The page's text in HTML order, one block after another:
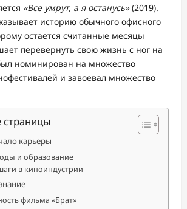
«Все умрут, а я останусь»(2019).
историю обычного офисного
остается считанные месяцы
перевернуть свою жизнь с ног на
номинирован на множество
и завоевал множество
карьеры
и образование
в киноиндустрии
фильма «Брат»